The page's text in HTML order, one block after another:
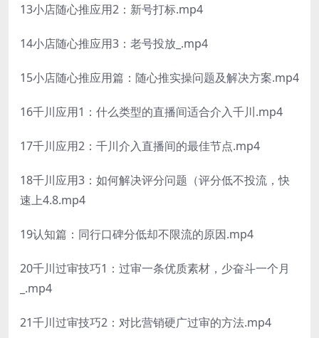
13小店随心推应用2：新号打标.mp4
14小店随心推应用3：老号投放_.mp4
15小店随心推应用篇：随心推实操问题及解决方案.mp4
16千川应用1：什么类型的直播间适合介入千川.mp4
17千川应用2：千川介入直播间的最佳节点.mp4
18千川应用3：如何解决评分问题（评分低不投流，快
速上4.8.mp4
19认知篇：同行口碑分低却不限流的原因.mp4
20千川过审技巧1：过审一条优质素材，少奋斗一个月
_.mp4
21千川过审技巧2：对比营销硬广过审的方法.mp4